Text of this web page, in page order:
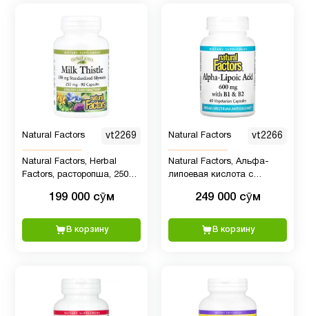
Natural Factors vt2269
Natural Factors, Herbal
Factors, расторопша, 250
199 000 сӯм
В корзину
Natural Factors vt2266
Natural Factors, Альфа-
липоевая кислота с
мг, 60 вегетарианских
249 000 сӯм
В корзину